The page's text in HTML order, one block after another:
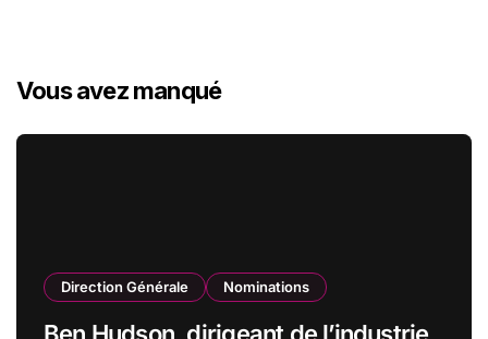
Vous avez manqué
Direction Générale Nominations
Ben Hudson, dirigeant de l’industrie